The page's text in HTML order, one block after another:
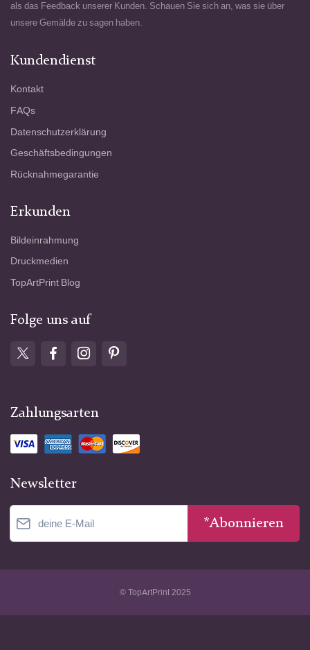
als das Feedback unserer Kunden. Schauen Sie sich an, was sie über
unsere Gemälde zu sagen haben.
Kundendienst
Kontakt
FAQs
Datenschutzerklärung
Geschäftsbedingungen
Rücknahmegarantie
Erkunden
Bildeinrahmung
Druckmedien
TopArtPrint Blog
Folge uns auf
Zahlungsarten
Newsletter
*Abonnieren
© TopArtPrint 2025